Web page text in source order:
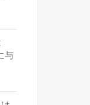
与